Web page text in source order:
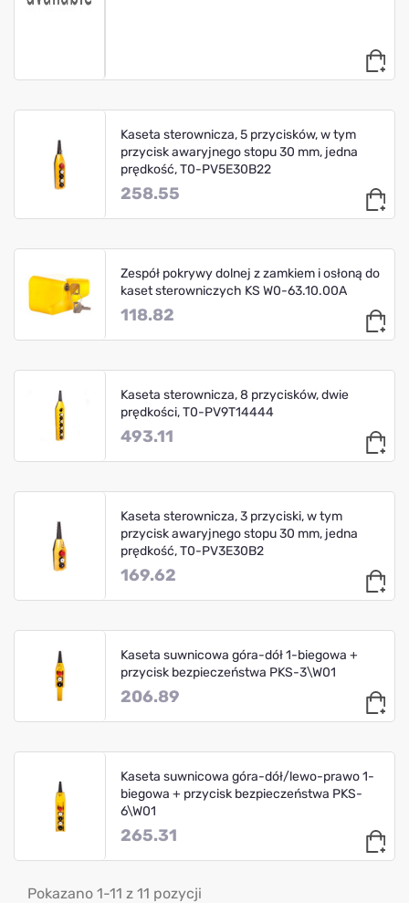
Kaseta sterownicza, 5 przycisków, w tym
przycisk awaryjnego stopu 30 mm, jedna
prędkość, T0-PV5E30B22
258.55
Zespół pokrywy dolnej z zamkiem i osłoną do
kaset sterowniczych KS W0-63.10.00A
118.82
Kaseta sterownicza, 8 przycisków, dwie
prędkości, T0-PV9T14444
493.11
Kaseta sterownicza, 3 przyciski, w tym
przycisk awaryjnego stopu 30 mm, jedna
prędkość, T0-PV3E30B2
169.62
Kaseta suwnicowa góra-dół 1-biegowa +
przycisk bezpieczeństwa PKS-3\W01
206.89
Kaseta suwnicowa góra-dół/lewo-prawo 1-
biegowa + przycisk bezpieczeństwa PKS-
6\W01
265.31
Pokazano 1-11 z 11 pozycji